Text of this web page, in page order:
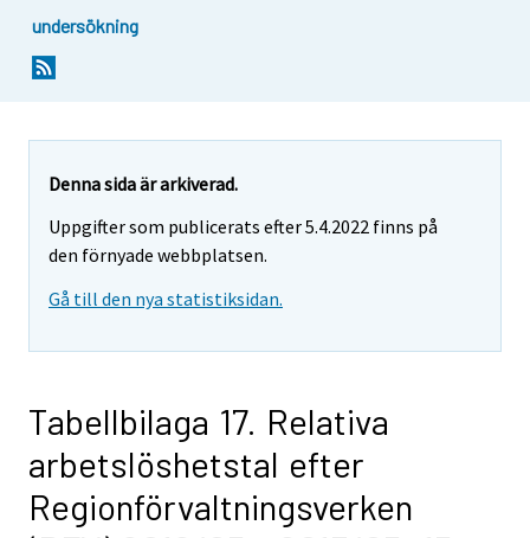
undersökning
Denna sida är arkiverad.
Uppgifter som publicerats efter 5.4.2022 finns på
den förnyade webbplatsen.
Gå till den nya statistiksidan.
Tabellbilaga 17. Relativa
arbetslöshetstal efter
Regionförvaltningsverken